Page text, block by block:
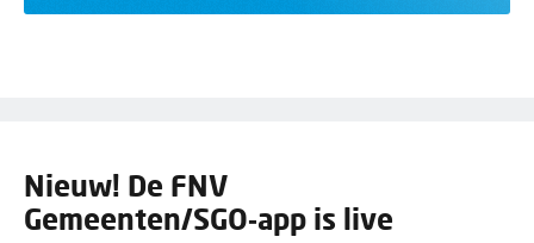
Nieuw! De FNV
Gemeenten/SGO‑app is live